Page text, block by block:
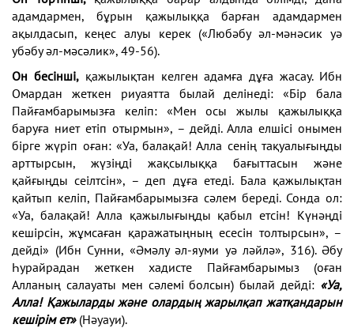
адамдармен, бұрын қажылыққа барған адамдармен
ақылдасып, кеңес алуы керек («Любәбу әл-мәнәсик уә
убәбу әл-мәсәлик», 49-56).
Он бесінші,қажылықтан келген адамға дұға жасау. Ибн
Омардан жеткен риуаятта былай делінеді: «Бір бала
Пайғамбарымызға келіп: «Мен осы жылы қажылыққа
баруға ниет етіп отырмын», – дейді. Алла елшісі онымен
бірге жүріп оған: «Уа, балақай! Алла сенің тақуалығыңды
арттырсын, жүзіңді жақсылыққа бағыттасын және
қайғыңды сеілтсін», – деп дұға етеді. Бала қажылықтан
қайтып келіп, Пайғамбарымызға сәлем береді. Сонда ол:
«Уа, балақай! Алла қажылығыңды қабыл етсін! Күнәңді
кешірсін, жұмсаған қаражатыңның есесін толтырсын», –
дейді» (Ибн Сунни, «Әмәлу әл-яуми уә ләйлә», 316). Әбу
Һурайрадан жеткен хадисте Пайғамбарымыз (оған
Алланың салауаты мен сәлемі болсын) былай дейді: «Уа,
Алла! Қажыларды және олардың жарылқап жатқандарын
кешірім ет»(Нәуауи).